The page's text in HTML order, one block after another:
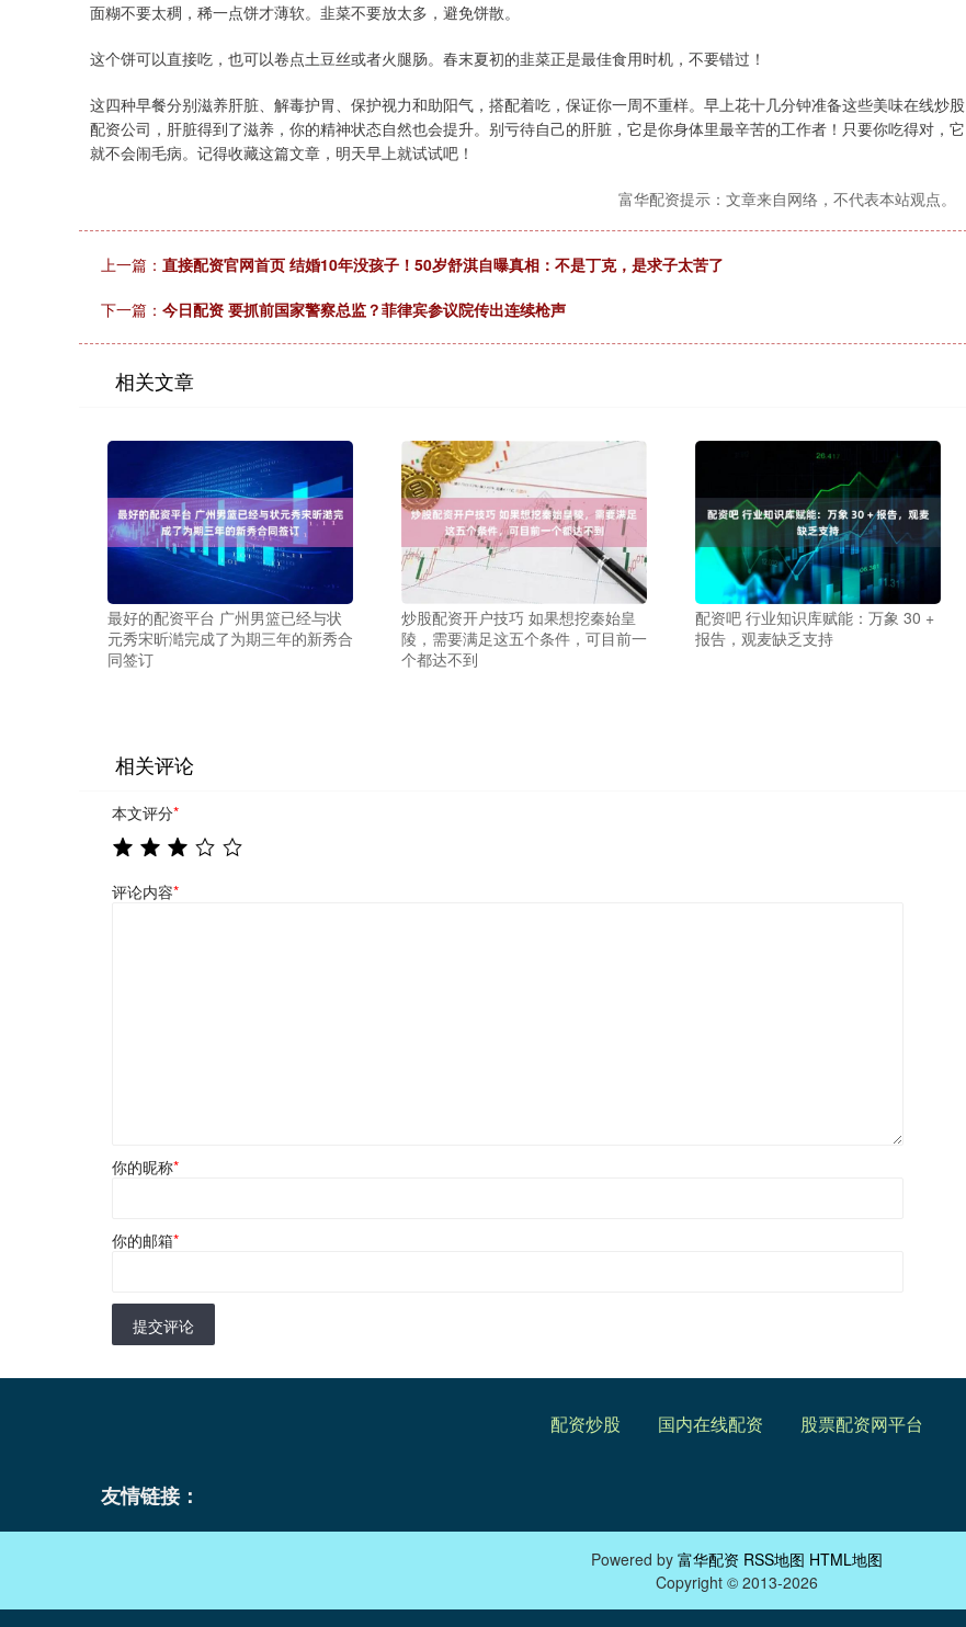
面糊不要太稠，稀一点饼才薄软。韭菜不要放太多，避免饼散。
这个饼可以直接吃，也可以卷点土豆丝或者火腿肠。春末夏初的韭菜正是最佳食用时机，不要错过！
这四种早餐分别滋养肝脏、解毒护胃、保护视力和助阳气，搭配着吃，保证你一周不重样。早上花十几分钟准备这些美味在线炒股
配资公司，肝脏得到了滋养，你的精神状态自然也会提升。别亏待自己的肝脏，它是你身体里最辛苦的工作者！只要你吃得对，它
就不会闹毛病。记得收藏这篇文章，明天早上就试试吧！
富华配资提示：文章来自网络，不代表本站观点。
上一篇： 直接配资官网首页 结婚10年没孩子！50岁舒淇自曝真相：不是丁克，是求子太苦了
下一篇： 今日配资 要抓前国家警察总监？菲律宾参议院传出连续枪声
相关文章
最好的配资平台 广州男篮已经与状
元秀宋昕澔完成了为期三年的新秀合
同签订
炒股配资开户技巧 如果想挖秦始皇
陵，需要满足这五个条件，可目前一
个都达不到
配资吧 行业知识库赋能：万象 30 +
报告，观麦缺乏支持
相关评论
本文评分*
评论内容*
你的昵称*
你的邮箱*
提交评论
配资炒股 国内在线配资 股票配资网平台
友情链接：
Powered by 富华配资 RSS地图 HTML地图
Copyright © 2013-2026